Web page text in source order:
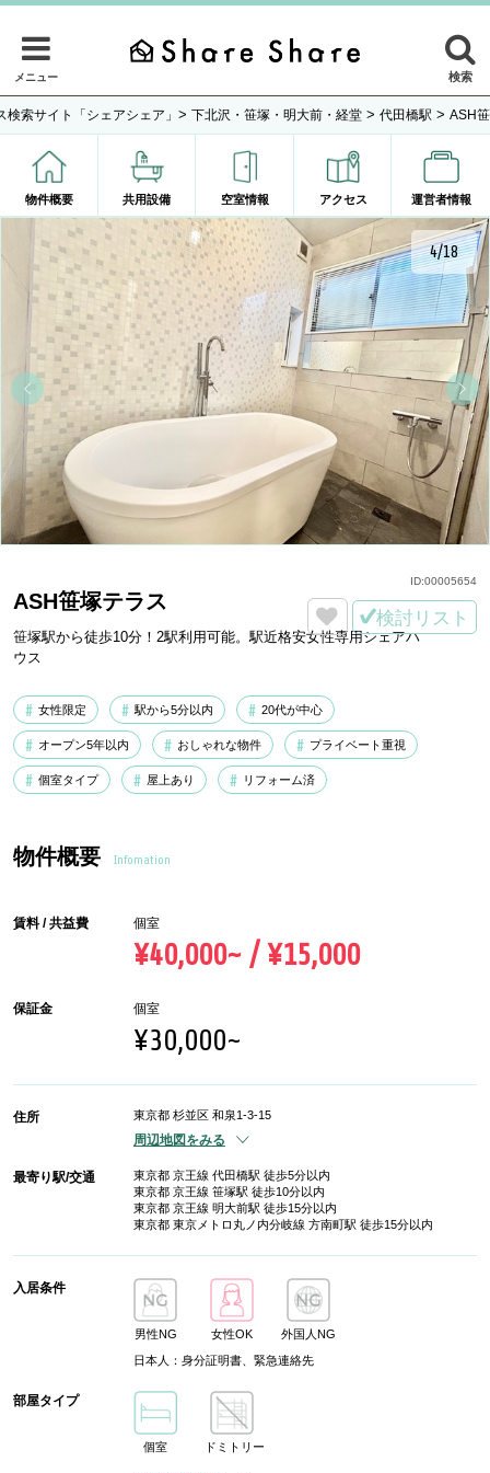
メニュー 検索
検索サイト「シェアシェア」 > 下北沢・笹塚・明大前・経堂 > 代田橋駅 > ASH
物件概要 共用設備 空室情報 アクセス 運営者情報
4/18
ASH笹塚テラス
笹塚駅から徒歩10分！2駅利用可能。駅近格安女性専用シェアハ
ウス
検討リスト
女性限定 駅から5分以内 20代が中心
オープン5年以内 おしゃれな物件 プライベート重視
個室タイプ 屋上あり リフォーム済
ID:00005654
物件概要 Infomation
賃料 / 共益費 個室
¥40,000~ / ¥15,000
保証金 個室
¥30,000~
住所 東京都 杉並区 和泉1-3-15
周辺地図をみる
最寄り駅/交通
東京都 京王線 代田橋駅 徒歩5分以内
東京都 京王線 笹塚駅 徒歩10分以内
東京都 京王線 明大前駅 徒歩15分以内
東京都 東京メトロ丸ノ内分岐線 方南町駅 徒歩15分以内
入居条件
男性NG 女性OK
外国人NG
日本人：身分証明書、緊急連絡先
部屋タイプ
個室 ドミトリー